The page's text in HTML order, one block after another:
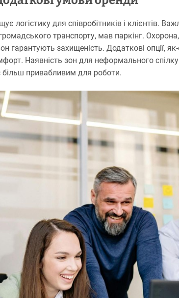
логістику для співробітників і клієнтів.
транспорту, мав паркінг.
гарантують захищеність. Додаткові опції,
Наявність зон для неформального
більш привабливим для роботи.